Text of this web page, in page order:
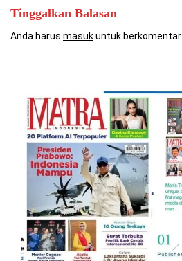
Tinggalkan Balasan
Anda harus masukuntuk berkomentar.